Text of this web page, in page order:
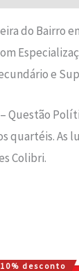
do Bairro
e
Questão
quartéis.
Colibri.
10% desconto